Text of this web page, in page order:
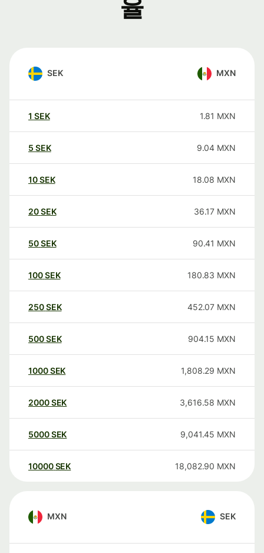
율
SEK MXN
1 SEK 1.81 MXN
5 SEK 9.04 MXN
10SEK 18.08 MXN
20SEK 36.17 MXN
50SEK 90.41 MXN
100SEK 180.83 MXN
250SEK 452.07 MXN
500SEK 904.15 MXN
1000SEK 1,808.29 MXN
2000SEK 3,616.58 MXN
5000SEK 9,041.45 MXN
10000 SEK 18,082.90 MXN
MXN SEK